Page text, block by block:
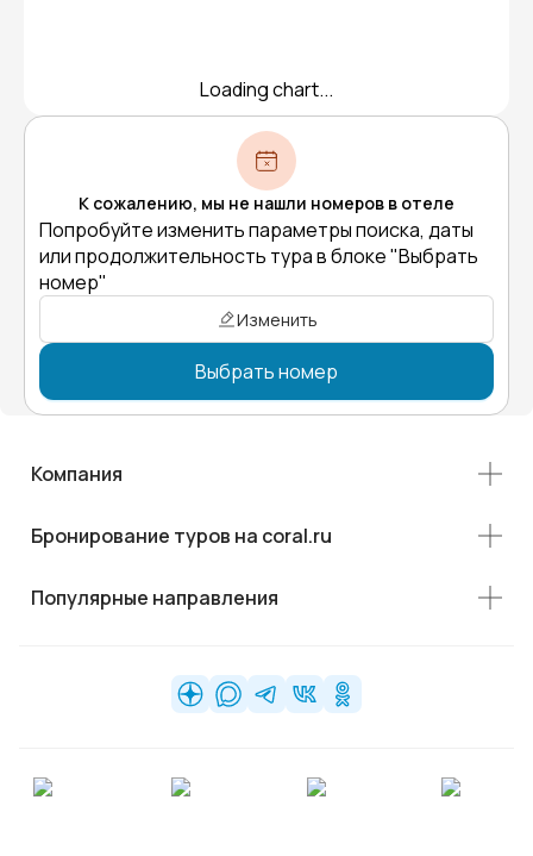
Loading chart...
К сожалению, мы не нашли номеров в отеле
Попробуйте изменить параметры поиска, даты
или продолжительность тура в блоке "Выбрать
номер"
Изменить
Выбрать номер
Компания
Бронирование туров на coral.ru
Популярные направления